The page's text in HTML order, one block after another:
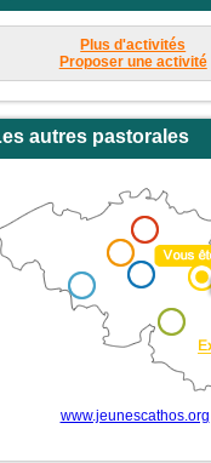
Plus d'activités
Proposer une activité
autres pastorales
www.jeunescathos.org